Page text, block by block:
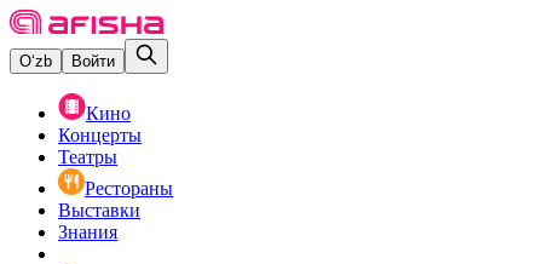
O‘zb Войти
Кино
Концерты
Театры
Рестораны
Выставки
Знания